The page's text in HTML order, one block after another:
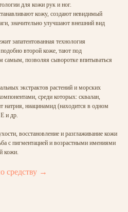
для кожи рук и ног.
кожу, создают невидимый
значительно улучшают внешний вид
запатентованная технология
второй коже, тают под
самым, позволяя сыворотке впитываться
экстрактов растений и морских
среди которых: сквалан,
натрия, ниацинамид (находится в одном
и др.
восстановление и разглаживание кожи
с пигментацией и возрастными имениями
кожи.
средству →